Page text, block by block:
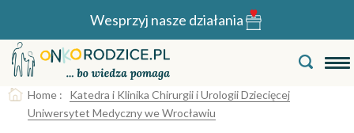
Wesprzyj nasze działania
Home : Katedra i Klinika Chirurgii i Urologii Dziecięcej
Uniwersytet Medyczny we Wrocławiu